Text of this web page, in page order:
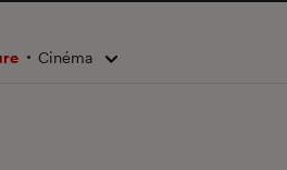
Cinéma